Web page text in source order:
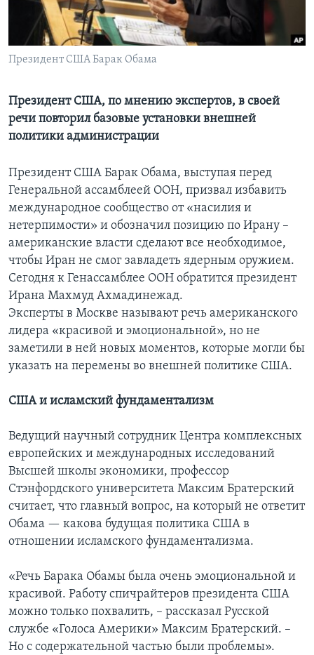
Learning English
СОЦИАЛЬНЫЕ СЕТИ
Президент США Барак Обама
Президент США, по мнению экспертов, в своей
речи повторил базовые установки внешней
политики администрации
Президент США Барак Обама, выступая перед
Генеральной ассамблеей ООН, призвал избавить
международное сообщество от «насилия и
нетерпимости» и обозначил позицию по Ирану –
американские власти сделают все необходимое,
чтобы Иран не смог завладеть ядерным оружием.
Сегодня к Генассамблее ООН обратится президент
Ирана Махмуд Ахмадинежад.
Эксперты в Москве называют речь американского
лидера «красивой и эмоциональной», но не
заметили в ней новых моментов, которые могли бы
указать на перемены во внешней политике США.
США и исламский фундаментализм
Ведущий научный сотрудник Центра комплексных
европейских и международных исследований
Высшей школы экономики, профессор
Стэнфордского университета Максим Братерский
считает, что главный вопрос, на который не ответит
Обама — какова будущая политика США в
отношении исламского фундаментализма.
«Речь Барака Обамы была очень эмоциональной и
красивой. Работу спичрайтеров президента США
можно только похвалить, – рассказал Русской
службе «Голоса Америки» Максим Братерский. –
Но с содержательной частью были проблемы».